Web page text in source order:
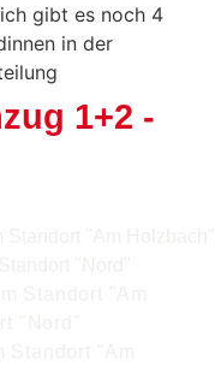
gibt es noch 4
in der
1+2 -